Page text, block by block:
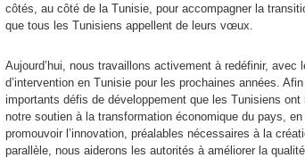
côtés, au côté de la Tunisie, pour accompagner la
que tous les Tunisiens appellent de leurs vœux.
Aujourd’hui, nous travaillons activement à redéfinir,
d’intervention en Tunisie pour les prochaines années.
importants défis de développement que les Tunisiens
notre soutien à la transformation économique du pays,
promouvoir l’innovation, préalables nécessaires à la
parallèle, nous aiderons les autorités à améliorer la